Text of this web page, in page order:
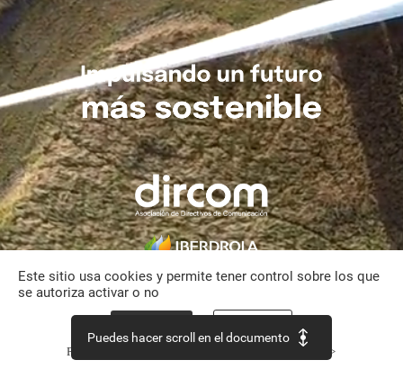
Este sitio usa cookies y permite tener control sobre los que
se autoriza activar o no
Política de confidencialidad Continuar sin aceptar >
Impulsando un futuro
más sostenible
Puedes hacer scroll en el documento